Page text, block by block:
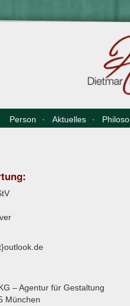
Person Aktuelles
– Agentur für Gestaltung
München